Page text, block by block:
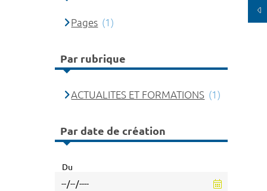
Pages (1)
Par rubrique
ACTUALITES ET FORMATIONS (1)
Par date de création
Du